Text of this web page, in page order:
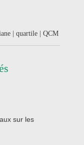
| quartile | QCM
sur les